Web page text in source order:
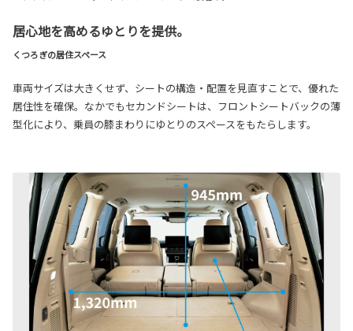
居心地を高めるゆとりを提供。
くつろぎの居住スペース
車両サイズは大きくせず、シートの構造・配置を見直すことで、優れた
居住性を確保。なかでもセカンドシートは、フロントシートバックの薄
型化により、乗員の膝まわりにゆとりのスペースをもたらします。